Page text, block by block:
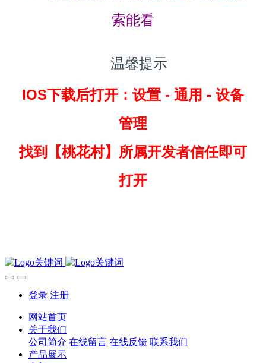
索能看
温馨提示
IOS下载后打开：设置 - 通用 - 设备
管理
找到
【桃花村】所属开发者信任即可
打开
登录 注册
网站首页
关于我们
公司简介 在线留言 在线反馈 联系我们
产品展示